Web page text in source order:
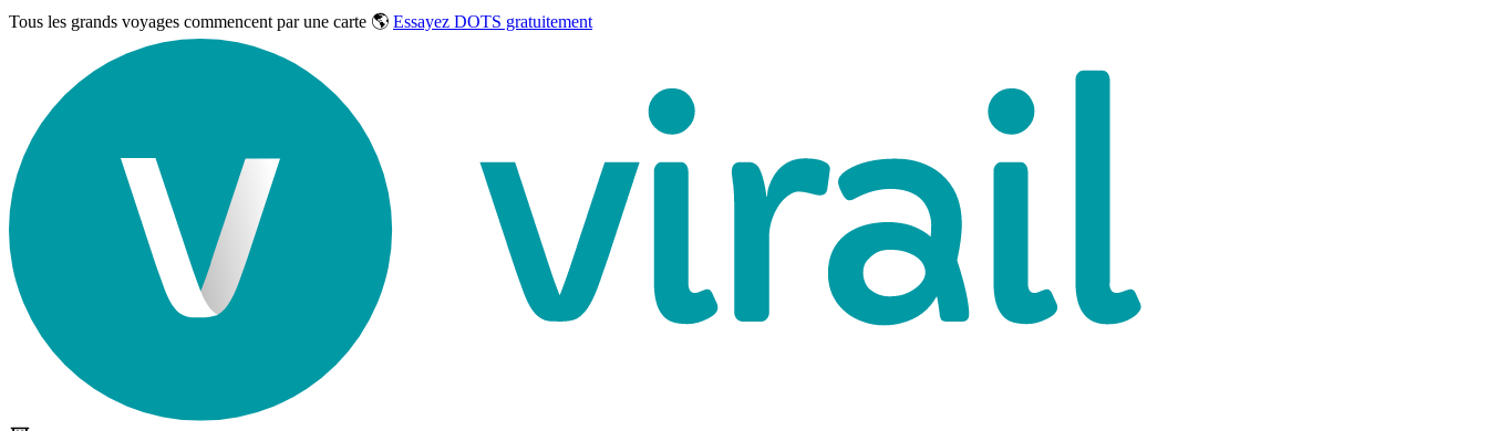
Tous les grands voyages commencent par une carte 🌎 Essayez DOTS gratuitement